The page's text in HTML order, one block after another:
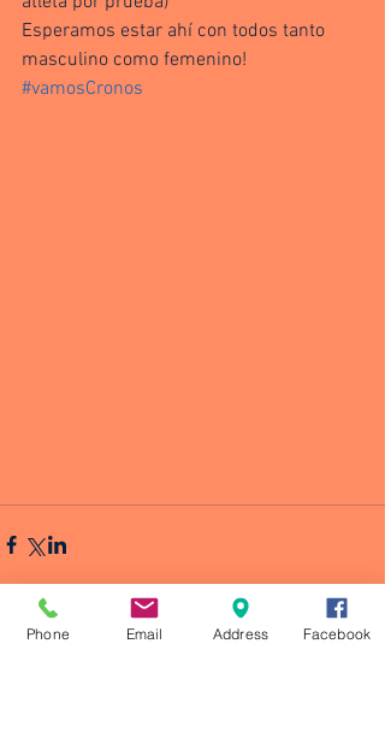
Esperamos estar ahí con todos tanto
masculino como femenino!
#vamosCronos
Phone Email Address Facebook